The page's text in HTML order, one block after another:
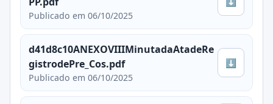
Publicado em 06/10/2025
d41d8c10ANEXOVIIIMinutadaAtadeRe
gistrodePre_Cos.pdf
Publicado em 06/10/2025
⬇